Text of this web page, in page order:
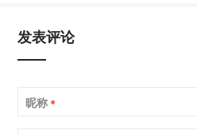
发表评论
昵称 *